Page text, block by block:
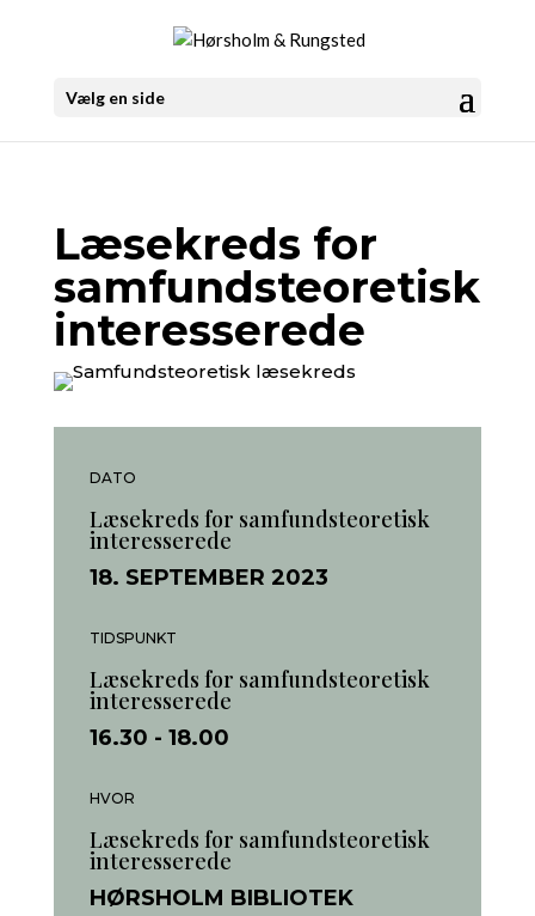
Vælg en side
Læsekreds for
samfundsteoretisk
interesserede
DATO
Læsekreds for samfundsteoretisk
interesserede
18. SEPTEMBER 2023
TIDSPUNKT
Læsekreds for samfundsteoretisk
interesserede
16.30 - 18.00
HVOR
Læsekreds for samfundsteoretisk
interesserede
HØRSHOLM BIBLIOTEK